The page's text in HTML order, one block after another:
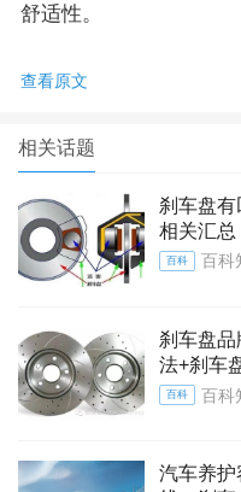
舒适性。
查看原文
相关话题
刹车盘
相关汇总
百科 百科
刹车盘
法+刹车
百科 百科
汽车养护